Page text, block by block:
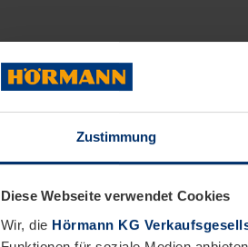
Zustimmung
Diese Webseite verwendet Cookies
Wir, die Hörmann KG